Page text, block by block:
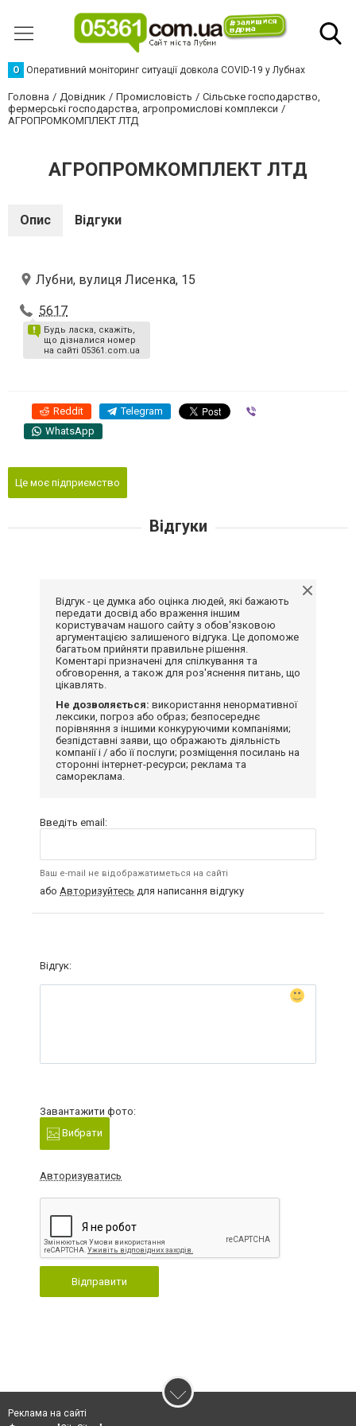
О Оперативний моніторинг ситуації довкола COVID-19 у Лубнах
Головна Довідник Промисловість
Сільське господарство,
фермерські господарства, агропромислові комплекси
АГРОПРОМКОМПЛЕКТ ЛТД
АГРОПРОМКОМПЛЕКТ ЛТД
Опис Відгуки
Лубни, вулиця Лисенка, 15
5617
Будь ласка, скажіть,
що дізналися номер
на сайті 05361.com.ua
Reddit Telegram
WhatsApp
Це моє підприємство
Відгуки
Відгук - це думка або оцінка людей, які бажають
передати досвід або враження іншим
користувачам нашого сайту з обов'язковою
аргументацією залишеного відгука. Це допоможе
багатьом прийняти правильне рішення.
Коментарі призначені для спілкування та
обговорення, а також для роз'яснення питань, що
цікавлять.
Не дозволяється: використання ненормативної
лексики, погроз або образ; безпосереднє
порівняння з іншими конкуруючими компаніями;
безпідставні заяви, що ображають діяльність
компанії і / або її послуги; розміщення посилань на
сторонні інтернет-ресурси; реклама та
самореклама.
Введіть email:
Ваш e-mail не відображатиметься на сайті
або Авторизуйтесь для написання відгуку
Відгук:
Завантажити фото:
Вибрати
Авторизуватись
Відправити
Реклама на сайті